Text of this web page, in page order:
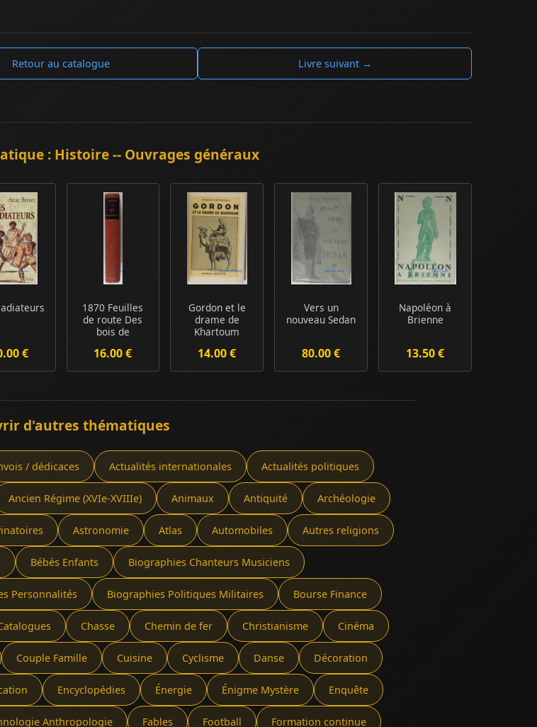
Retour au catalogue Livre suivant →
: Histoire -- Ouvrages généraux
€
1870 Feuilles
de route Des
bois de
Forte...
16.00 €
Gordon et le
drame de
Khartoum
14.00 €
Vers un
nouveau Sedan
80.00 €
Napoléon à
Brienne
13.50 €
d'autres thématiques
/ dédicaces Actualités internationales Actualités politiques
Ancien Régime (XVIe-XVIIIe) Animaux Antiquité Archéologie
Astronomie Atlas Automobiles Autres religions
Bébés Enfants Biographies Chanteurs Musiciens
Personnalités Biographies Politiques Militaires Bourse Finance
Chasse Chemin de fer Christianisme Cinéma
Couple Famille Cuisine Cyclisme Danse Décoration
Encyclopédies Énergie Énigme Mystère Enquête
Anthropologie Fables Football Formation continue